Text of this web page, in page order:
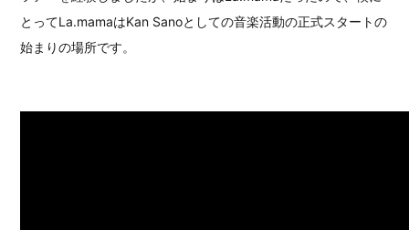
とってLa.mamaはKan Sanoとしての音楽活動の正式スタートの
始まりの場所です。